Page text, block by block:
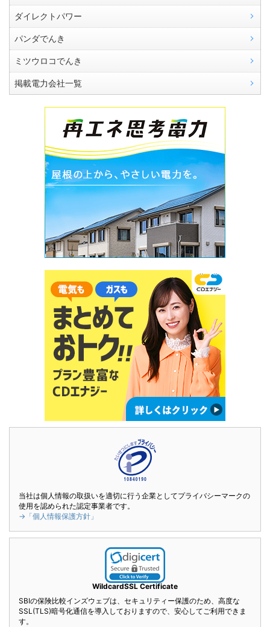
ダイレクトパワー
パンダでんき
ミツウロコでんき
掲載電力会社一覧
当社は個人情報の取扱いを適切に行う企業としてプライバシーマークの
使用を認められた認定事業者です。
→「個人情報保護方針」
WildcardSSL Certificate
SBIの保険比較インズウェブは、セキュリティー保護のため、高度な
SSL(TLS)暗号化通信を導入しておりますので、安心してご利用できま
す。